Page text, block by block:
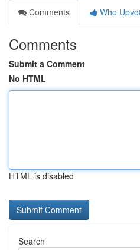
Comments
Who
Comments
Submit a Comment
No HTML
HTML is disabled
Search